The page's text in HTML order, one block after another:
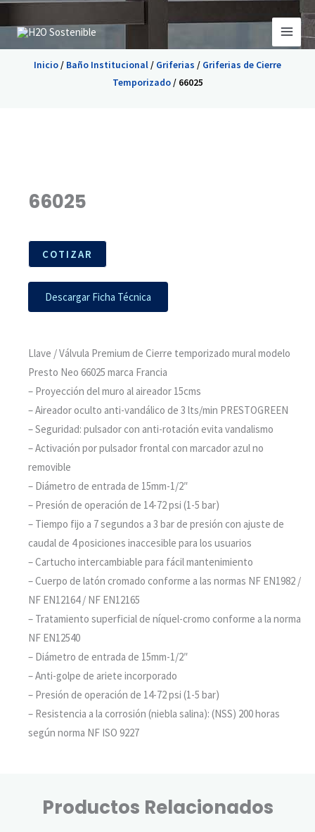
al
contenido
Inicio/ Baño Institucional/ Griferias / Griferias de Cierre
Temporizado/ 66025
66025
COTIZAR
Descargar Ficha Técnica
Llave / Válvula Premium de Cierre temporizado mural modelo
Presto Neo 66025 marca Francia
– Proyección del muro al aireador 15cms
– Aireador oculto anti-vandálico de 3 lts/min PRESTOGREEN
– Seguridad: pulsador con anti-rotación evita vandalismo
– Activación por pulsador frontal con marcador azul no
removible
– Diámetro de entrada de 15mm-1/2″
– Presión de operación de 14-72 psi (1-5 bar)
– Tiempo fijo a 7 segundos a 3 bar de presión con ajuste de
caudal de 4 posiciones inaccesible para los usuarios
– Cartucho intercambiable para fácil mantenimiento
– Cuerpo de latón cromado conforme a las normas NF EN1982 /
NF EN12164 / NF EN12165
– Tratamiento superficial de níquel-cromo conforme a la norma
NF EN12540
– Diámetro de entrada de 15mm-1/2″
– Anti-golpe de ariete incorporado
– Presión de operación de 14-72 psi (1-5 bar)
– Resistencia a la corrosión (niebla salina): (NSS) 200 horas
según norma NF ISO 9227
Productos Relacionados